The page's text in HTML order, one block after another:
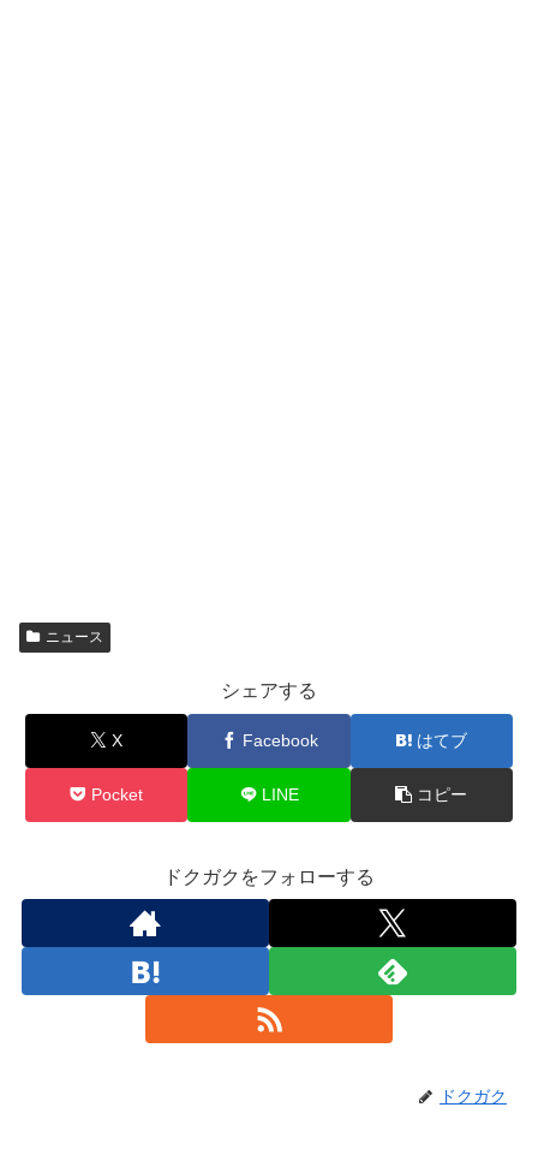
ニュース
シェアする
X Facebook はてブ
Pocket LINE コピー
ドクガクをフォローする
ドクガク